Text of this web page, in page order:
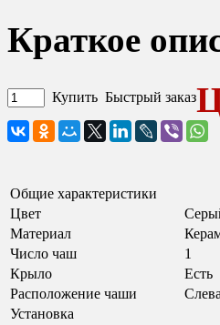
Краткое
Купить Быстрый заказ
Общие характеристики
Цвет
Материал
Число чаш
1
Крыло
Есть
Расположение чаши
Установка